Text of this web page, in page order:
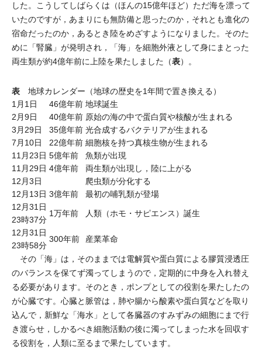
した。こうしてしばらくは（ほんの15億年ほど）ただ海を漂って
いたのですが，あまりにも無防備と思ったのか，それとも進化の
宿命だったのか，あるとき陸をめざすようになりました。そのた
めに「腎臓」が発明され，「海」を細胞外液として身にまとった
両生類が約4億年前に上陸を果たしました（表）。
表 地球カレンダー（地球の歴史を1年間で置き換える）
1月1日
46億年前 地球誕生
2月9日
40億年前 原始の海の中で蛋白質や核酸が生まれる
3月29日
35億年前 光合成するバクテリアが生まれる
7月10日
22億年前 細胞核を持つ真核生物が生まれる
11月23日 5億年前
魚類が出現
11月29日 4億年前
両生類が出現し，陸に上がる
12月3日
爬虫類が分化する
12月13日 3億年前
最初の哺乳類が登場
12月31日
23時37分
1万年前 人類（ホモ・サピエンス）誕生
12月31日
23時58分
300年前 産業革命
その「海」は，そのままでは電解質や蛋白質による膠質浸透圧
のバランスを保てず濁ってしまうので，定期的に中身を入れ替え
る必要があります。そのとき，ポンプとしての役割を果たしたの
が心臓です。心臓と脈管は，肺や腸から酸素や蛋白質などを取り
込んで，新鮮な「海水」として各臓器のすみずみの細胞にまで行
き渡らせ，しかるべき細胞活動の後に濁ってしまった水を回収す
る役割を，人類に至るまで果たしています。